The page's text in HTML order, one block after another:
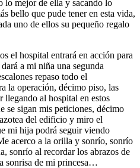
mejor de ella y sacando lo
bello que pude tener en esta vida,
uno de ellos su pequeño regalo
el hospital entrará en acción para
a mi niña una segunda
repaso todo el
la operación, décimo piso, las
llegando al hospital en estos
se sigan mis peticiones, décimo
del edificio y miro el
mi hija podrá seguir viendo
acerco a la orilla y sonrío, sonrío
sonrío al recordar los abrazos de
sonrisa de mi princesa…